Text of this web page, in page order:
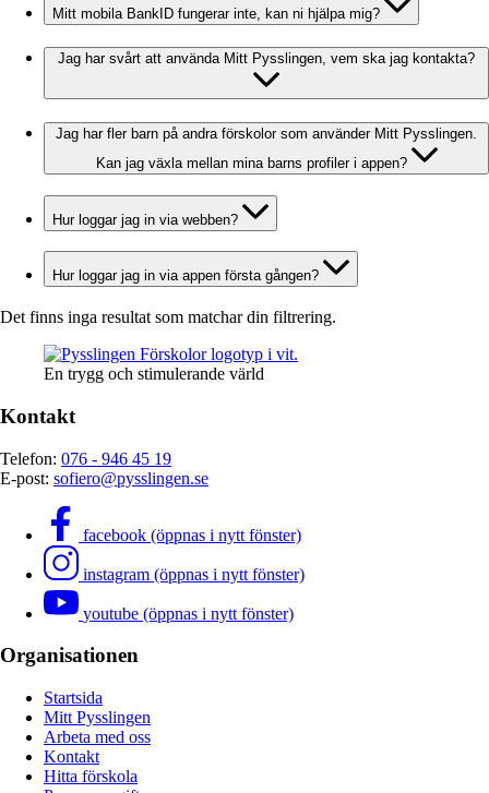
Mitt mobila BankID fungerar inte, kan ni hjälpa mig?
Jag har svårt att använda Mitt Pysslingen, vem ska jag kontakta?
Jag har fler barn på andra förskolor som använder Mitt Pysslingen.
Kan jag växla mellan mina barns profiler i appen?
Hur loggar jag in via webben?
Hur loggar jag in via appen första gången?
Det finns inga resultat som matchar din filtrering.
En trygg och stimulerande värld
Kontakt
Telefon: 076 - 946 45 19
E-post: sofiero@pysslingen.se
facebook (öppnas i nytt fönster)
instagram (öppnas i nytt fönster)
youtube (öppnas i nytt fönster)
Organisationen
Startsida
Mitt Pysslingen
Arbeta med oss
Kontakt
Hitta förskola